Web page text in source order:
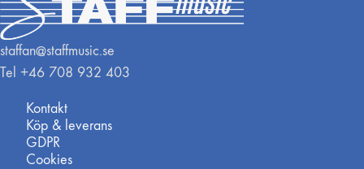
staffan@staffmusic.se
Tel +46 708 932 403
Kontakt
Köp & leverans
GDPR
Cookies